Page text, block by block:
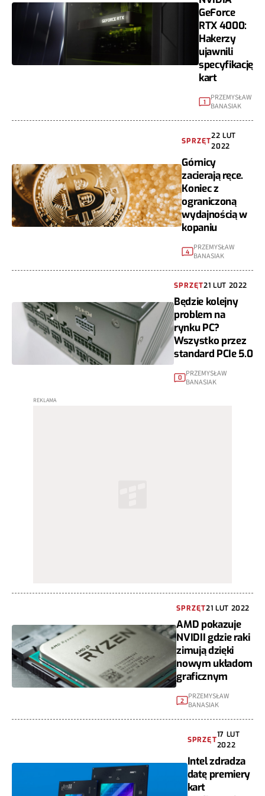
GeForce
RTX 4000:
Hakerzy
ujawnili
specyfikację
kart
1
PRZEMYSŁAW
BANASIAK
SPRZĘT
22 LUT
2022
Górnicy
zacierają ręce.
Koniec z
ograniczoną
wydajnością w
kopaniu
4
PRZEMYSŁAW
BANASIAK
SPRZĘT21 LUT 2022
Będzie kolejny
problem na
rynku PC?
Wszystko przez
standard PCIe 5.0
0
PRZEMYSŁAW
BANASIAK
SPRZĘT21 LUT 2022
AMD pokazuje
NVIDII gdzie raki
zimują dzięki
nowym układom
graficznym
2
PRZEMYSŁAW
BANASIAK
SPRZĘT
17 LUT
2022
Intel zdradza
datę premiery
kart